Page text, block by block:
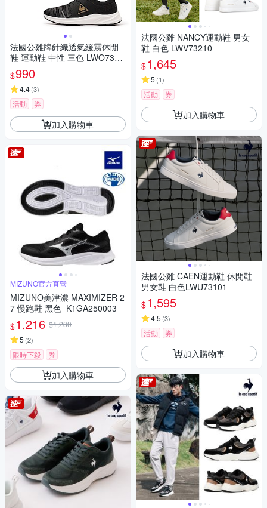
法國公雞牌針織透氣緩震休閒
鞋 運動鞋 中性 三色 LWO7310
5-7
$990
4.4(3)
活動 券
加入購物車
MIZUNO官方直營
MIZUNO美津濃 MAXIMIZER 2
7 慢跑鞋 黑色_K1GA250003
$1,216 $1,280
5 (2)
限時下殺 券
加入購物車
法國公雞 NANCY運動鞋 男女
鞋 白色 LWV73210
$1,645
5 (1)
活動 券
加入購物車
法國公雞 CAEN運動鞋 休閒鞋
男女鞋 白色LWU73101
$1,595
4.5 (3)
活動 券
加入購物車